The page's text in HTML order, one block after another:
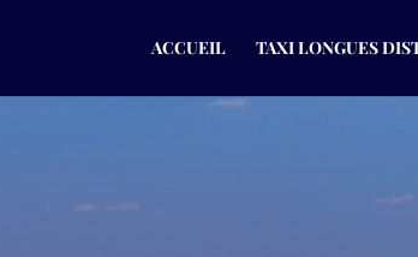
ACCUEIL TAXI LONGUES